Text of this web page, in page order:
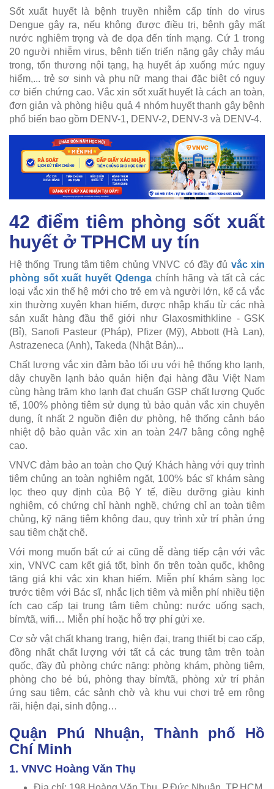
Sốt xuất huyết là bệnh truyền nhiễm cấp tính do virus
Dengue gây ra, nếu không được điều trị, bệnh gây mất
nước nghiêm trọng và đe dọa đến tính mạng. Cứ 1 trong
20 người nhiễm virus, bệnh tiến triển nặng gây chảy máu
trong, tổn thương nội tạng, hạ huyết áp xuống mức nguy
hiểm,... trẻ sơ sinh và phụ nữ mang thai đặc biệt có nguy
cơ biến chứng cao. Vắc xin sốt xuất huyết là cách an toàn,
đơn giản và phòng hiệu quả 4 nhóm huyết thanh gây bệnh
phổ biến bao gồm DENV-1, DENV-2, DENV-3 và DENV-4.
42 điểm tiêm phòng sốt xuất
huyết ở TPHCM uy tín
Hệ thống Trung tâm tiêm chủng VNVC có đầy đủ vắc xin
phòng sốt xuất huyết Qdengachính hãng và tất cả các
loại vắc xin thế hệ mới cho trẻ em và người lớn, kể cả vắc
xin thường xuyên khan hiếm, được nhập khẩu từ các nhà
sản xuất hàng đầu thế giới như Glaxosmithkline - GSK
(Bỉ), Sanofi Pasteur (Pháp), Pfizer (Mỹ), Abbott (Hà Lan),
Astrazeneca (Anh), Takeda (Nhật Bản)...
Chất lượng vắc xin đảm bảo tối ưu với hệ thống kho lạnh,
dây chuyền lạnh bảo quản hiện đại hàng đầu Việt Nam
cùng hàng trăm kho lạnh đạt chuẩn GSP chất lượng Quốc
tế, 100% phòng tiêm sử dụng tủ bảo quản vắc xin chuyên
dụng, ít nhất 2 nguồn điện dự phòng, hệ thống cảnh báo
nhiệt độ bảo quản vắc xin an toàn 24/7 bằng công nghệ
cao.
VNVC đảm bảo an toàn cho Quý Khách hàng với quy trình
tiêm chủng an toàn nghiêm ngặt, 100% bác sĩ khám sàng
lọc theo quy định của Bộ Y tế, điều dưỡng giàu kinh
nghiệm, có chứng chỉ hành nghề, chứng chỉ an toàn tiêm
chủng, kỹ năng tiêm không đau, quy trình xử trí phản ứng
sau tiêm chặt chẽ.
Với mong muốn bất cứ ai cũng dễ dàng tiếp cận với vắc
xin, VNVC cam kết giá tốt, bình ổn trên toàn quốc, không
tăng giá khi vắc xin khan hiếm. Miễn phí khám sàng lọc
trước tiêm với Bác sĩ, nhắc lịch tiêm và miễn phí nhiều tiện
ích cao cấp tại trung tâm tiêm chủng: nước uống sạch,
bỉm/tã, wifi… Miễn phí hoặc hỗ trợ phí gửi xe.
Cơ sở vật chất khang trang, hiện đại, trang thiết bị cao cấp,
đồng nhất chất lượng với tất cả các trung tâm trên toàn
quốc, đầy đủ phòng chức năng: phòng khám, phòng tiêm,
phòng cho bé bú, phòng thay bỉm/tã, phòng xử trí phản
ứng sau tiêm, các sảnh chờ và khu vui chơi trẻ em rộng
rãi, hiện đại, sinh động…
Quận Phú Nhuận, Thành phố Hồ
Chí Minh
1. VNVC Hoàng Văn Thụ